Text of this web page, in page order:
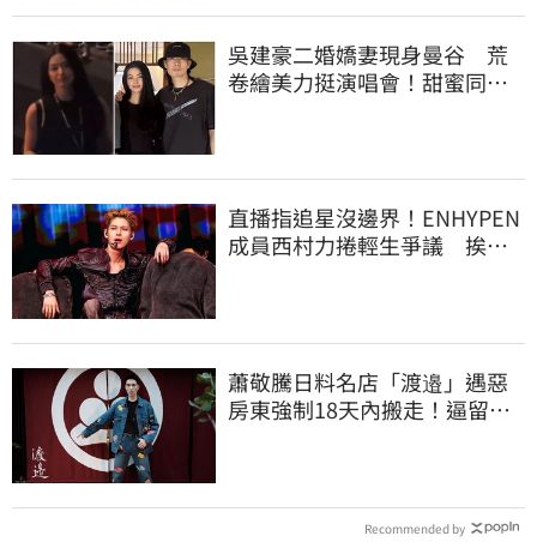
吳建豪二婚嬌妻現身曼谷 荒
卷繪美力挺演唱會！甜蜜同框
直播指追星沒邊界！ENHYPEN
成員西村力捲輕生爭議 挨
蕭敬騰日料名店「渡邉」遇惡
房東強制18天內搬走！逼留裝
Recommended by